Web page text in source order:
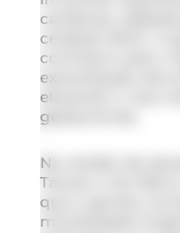
cardíacas,
cerebral (AVC). A
contribuir para o
exacerbação dos
elevando o risco
gestacionais.
Na revisão de
Taiwan e do
que a apneia
mortalidade